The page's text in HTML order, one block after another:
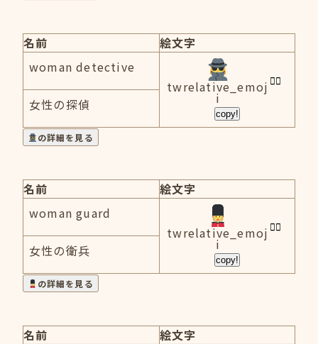
名前
絵文字
woman detective
twrelative_emoj
i
copy!
女性の探偵
の詳細を見る
名前
絵文字
woman guard
twrelative_emoj
i
copy!
女性の衛兵
の詳細を見る
名前
絵文字